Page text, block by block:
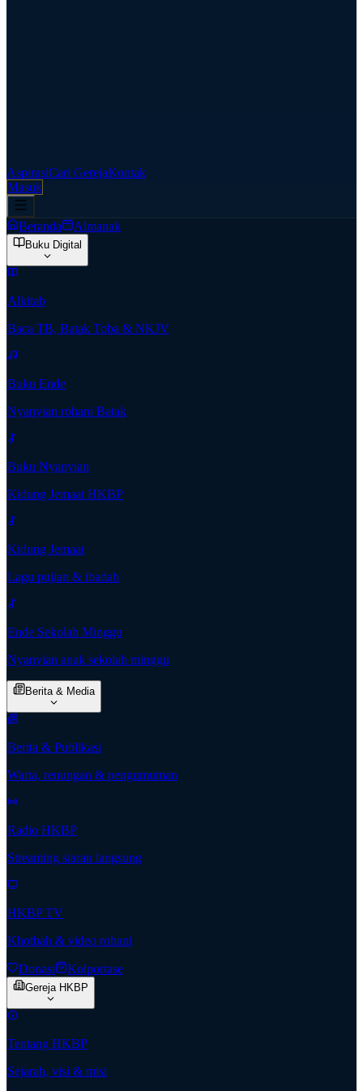
AspirasiCari GerejaKontak
Masuk
Beranda Almanak
Buku Digital
Alkitab
Baca TB, Batak Toba & NKJV
Buku Ende
Nyanyian rohani Batak
Buku Nyanyian
Kidung Jemaat HKBP
Kidung Jemaat
Lagu pujian & ibadah
Ende Sekolah Minggu
Nyanyian anak sekolah minggu
Berita & Media
Berita & Publikasi
Warta, renungan & pengumuman
Radio HKBP
Streaming siaran langsung
HKBP TV
Khotbah & video rohani
Donasi Kolportase
Gereja HKBP
Tentang HKBP
Sejarah, visi & misi